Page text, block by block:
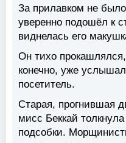
За прилавком не
уверенно подошёл к
виднелась его
Он тихо
конечно, уже
посетитель.
Старая, прогнившая
мисс Беккай
подсобки.